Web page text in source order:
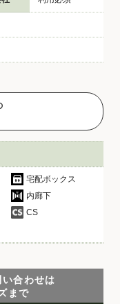
宅配ボックス
内廊下
CS
合わせは
まで